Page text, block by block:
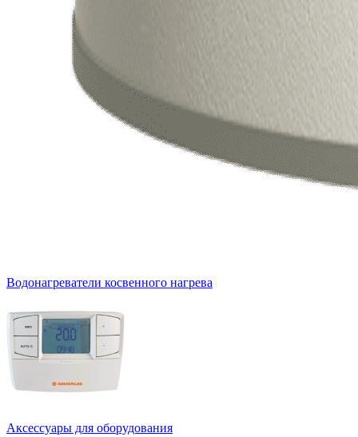
Водонагреватели косвенного нагрева
Аксессуары для оборудования